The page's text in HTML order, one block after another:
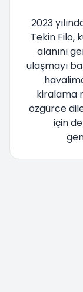
2023
Tekin Filo,
alanını
ulaşmayı
kiralama
özgürce
için